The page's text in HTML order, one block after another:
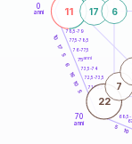
0
anni
70
anni
68,5-
71-72,5
72,5-73,5
73,5-74
76-77,5
77,5-78,5
78,5-79
10
5
5
10
16
6
5
17
10
11
22
17 6
7
75anni